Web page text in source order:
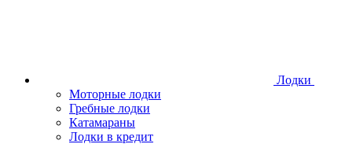
Лодки
Моторные лодки
Гребные лодки
Катамараны
Лодки в кредит